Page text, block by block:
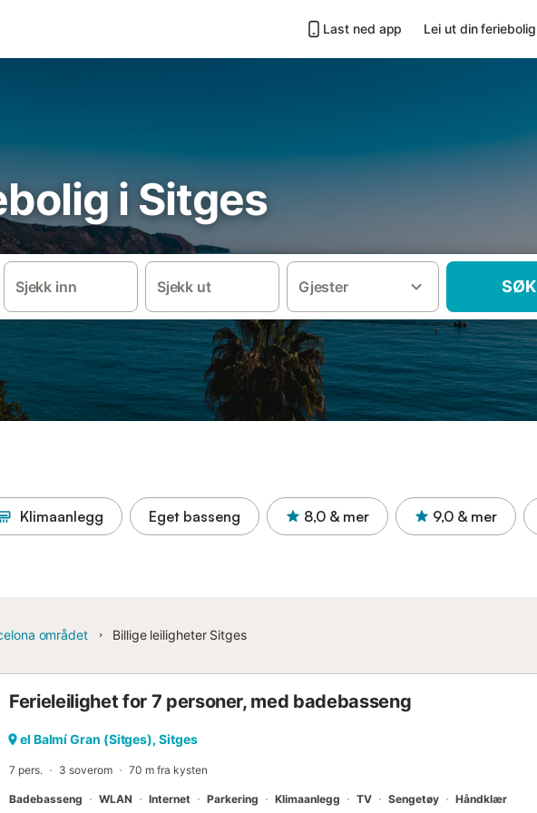
Last ned app Lei ut din feriebolig
i Sitges
Sjekk inn Sjekk ut Gjester SØK
Klimaanlegg Eget basseng 8,0 & mer 9,0 & mer
området Billige leiligheter Sitges
Ferieleilighet for 7 personer, med badebasseng
el Balmí Gran (Sitges), Sitges
7 pers. 3 soverom 70 m fra kysten
Badebasseng WLAN Internet Parkering Klimaanlegg TV Sengetøy Håndklær